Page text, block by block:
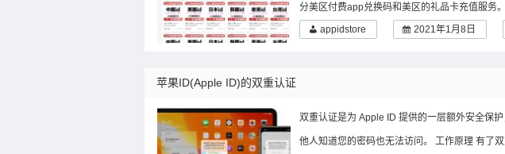
分美区付费app兑换码和美区的礼品卡充值服务
appidstore
2021年1月8日
苹果ID(Apple ID)的双重认证
双重认证是为 Apple ID 提供的一层额外安全保
他人知道您的密码也无法访问。 工作原理 有了